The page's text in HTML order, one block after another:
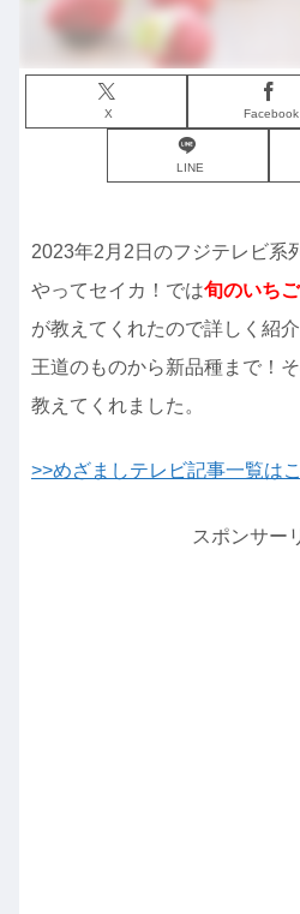
X Facebook
LINE
2023年2月2日のフジテレビ系
やってセイカ！では旬のいちご
が教えてくれたので詳しく紹介
王道のものから新品種まで！
教えてくれました。
>>めざましテレビ記事一覧は
スポンサー